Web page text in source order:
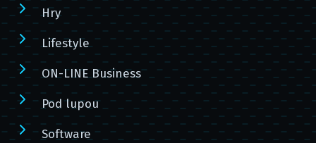
Hry
Lifestyle
ON-LINE Business
Pod lupou
Software